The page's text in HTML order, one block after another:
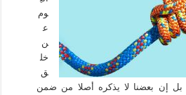
وم
ع
ن
خل
ق
إن بعضنا لا يذكره أصلا من ضمن